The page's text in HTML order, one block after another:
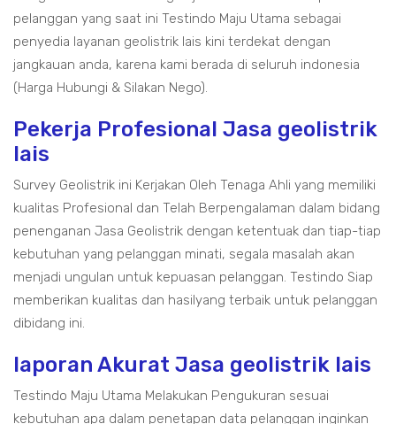
pelanggan yang saat ini Testindo Maju Utama sebagai
penyedia layanan geolistrik lais kini terdekat dengan
jangkauan anda, karena kami berada di seluruh indonesia
(Harga Hubungi & Silakan Nego).
Pekerja Profesional Jasa geolistrik
lais
Survey Geolistrik ini Kerjakan Oleh Tenaga Ahli yang memiliki
kualitas Profesional dan Telah Berpengalaman dalam bidang
penenganan Jasa Geolistrik dengan ketentuak dan tiap-tiap
kebutuhan yang pelanggan minati, segala masalah akan
menjadi ungulan untuk kepuasan pelanggan. Testindo Siap
memberikan kualitas dan hasilyang terbaik untuk pelanggan
dibidang ini.
laporan Akurat Jasa geolistrik lais
Testindo Maju Utama Melakukan Pengukuran sesuai
kebutuhan apa dalam penetapan data pelanggan inginkan